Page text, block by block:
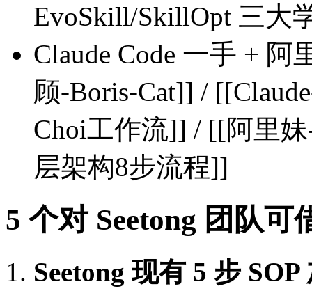
EvoSkill/SkillOpt 三大
Claude Code 一手 + 阿
顾-Boris-Cat]] /
Choi工作流]] / [[阿里
层架构8步流程]]
5 个对 Seetong 团队可
Seetong 现有 5 步